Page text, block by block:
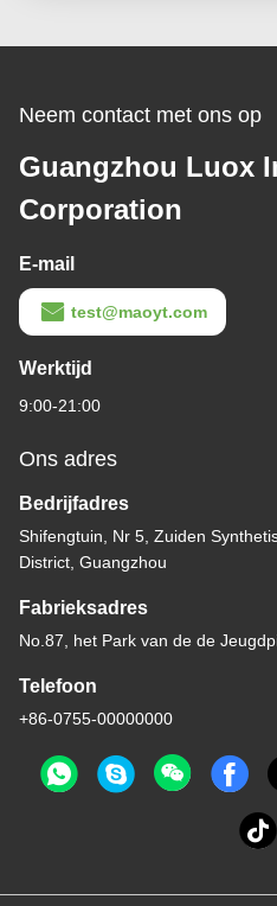
Neem contact met ons op
Guangzhou Luox
Corporation
E-mail
test@maoyt.com
Werktijd
9:00-21:00
Ons adres
Bedrijfadres
Shifengtuin, Nr 5, Zuiden
District, Guangzhou
Fabrieksadres
No.87, het Park van de de
Telefoon
+86-0755-00000000